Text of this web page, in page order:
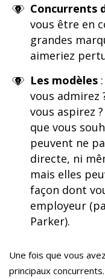
Concurrents
vous être en
grandes
aimeriez
Les modèles
vous admirez
vous aspirez
que vous
peuvent ne
directe, ni
mais elles
façon dont
employeur
Parker).
Une fois que vous
principaux